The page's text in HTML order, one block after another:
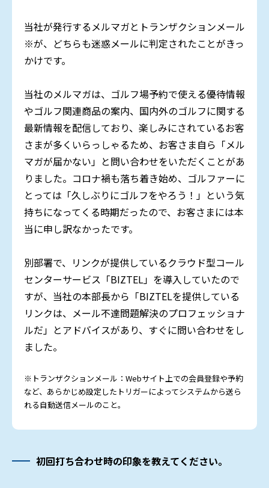
当社が発行するメルマガとトランザクションメール
※が、どちらも迷惑メールに判定されたことがきっ
かけです。
当社のメルマガは、ゴルフ場予約で使える優待情報
やゴルフ関連商品の案内、国内外のゴルフに関する
最新情報を配信しており、楽しみにされているお客
さまが多くいらっしゃるため、お客さま自ら「メル
マガが届かない」と問い合わせをいただくことがあ
りました。コロナ禍も落ち着き始め、ゴルファーに
とっては「久しぶりにゴルフをやろう！」という気
持ちになってくる時期だったので、お客さまには本
当に申し訳なかったです。
別部署で、リンクが提供しているクラウド型コール
センターサービス「BIZTEL」を導入していたので
すが、当社の本部長から「BIZTELを提供している
リンクは、メール不達問題解決のプロフェッショナ
ルだ」とアドバイスがあり、すぐに問い合わせをし
ました。
※トランザクションメール：Webサイト上での会員登録や予約
など、あらかじめ設定したトリガーによってシステムから送ら
れる自動送信メールのこと。
初回打ち合わせ時の印象を教えてください。